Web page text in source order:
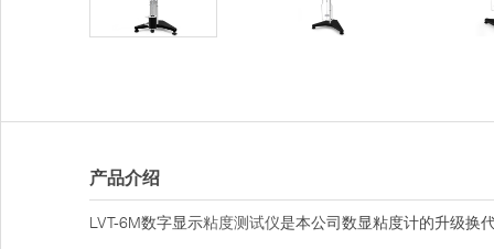
产品介绍
LVT-6M数字显示粘度测试仪是本公司数显粘度计的升级换